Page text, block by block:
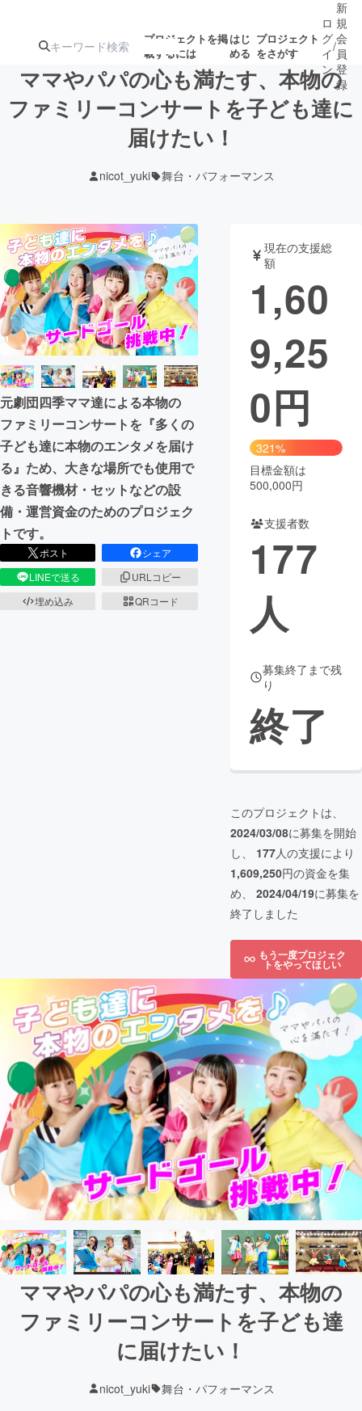
プロジェクトを掲
載するには
はじ
める
プロジェクト
をさがす
注目の新着プロ
ジェクト
募集終了が近いプ
テクノロジー・ガジェット
映像・映画 書籍・雑誌
ビジネス・起業 チャレンジ
まちづくり・地域活性化
CAMPFIRE for Social Good
CAMPFIRE Creation
CAMPFIREふるさと納税machi-ya コミュニティ
ロ
グ
イ
ン
/
新
規
会
員
登
録
ママやパパの心も満たす、本物の
ファミリーコンサートを子ども達に
届けたい！
nicot_yuki 舞台・パフォーマンス
元劇団四季ママ達による本物の
ファミリーコンサートを『多くの
子ども達に本物のエンタメを届け
る』ため、大きな場所でも使用で
きる音響機材・セットなどの設
備・運営資金のためのプロジェク
トです。
ポスト
シェア
LINEで送る
URLコピー
埋め込み
QRコード
現在の支援総
額
1,60
9,25
0円
321%
目標金額は
500,000円
支援者数
177
人
募集終了まで残
り
終了
このプロジェクトは、
2024/03/08に募集を開始
し、 177人の支援により
1,609,250円の資金を集
め、 2024/04/19に募集を
終了しました
もう一度プロジェク
トをやってほしい
ママやパパの心も満たす、本物の
ファミリーコンサートを子ども達
に届けたい！
nicot_yuki 舞台・パフォーマンス